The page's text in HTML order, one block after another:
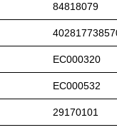
84818079
EC000320
EC000532
29170101